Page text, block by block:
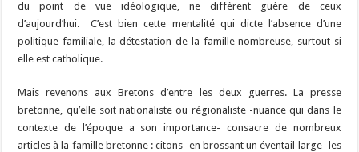
du point de vue idéologique, ne diffèrent guère de ceux
d’aujourd’hui. C’est bien cette mentalité qui dicte l’absence d’une
politique familiale, la détestation de la famille nombreuse, surtout si
elle est catholique.
Mais revenons aux Bretons d’entre les deux guerres. La presse
bretonne, qu’elle soit nationaliste ou régionaliste -nuance qui dans le
contexte de l’époque a son importance- consacre de nombreux
articles à la famille bretonne : citons -en brossant un éventail large- les